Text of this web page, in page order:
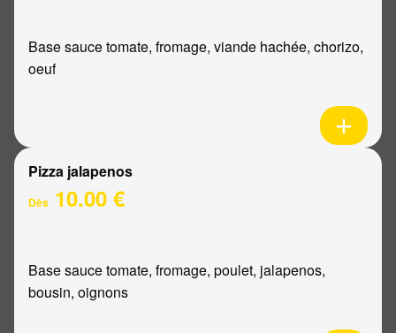
Base sauce tomate, fromage, viande hachée, chorizo,
oeuf
Pizza jalapenos
Dès 10.00 €
Base sauce tomate, fromage, poulet, jalapenos,
bousin, oignons